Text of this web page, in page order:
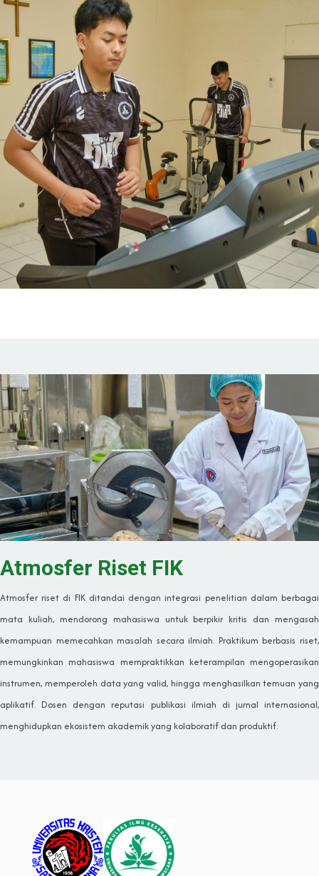
Atmosfer Riset FIK
Atmosfer riset di FIK ditandai dengan integrasi penelitian dalam berbagai
mata kuliah, mendorong mahasiswa untuk berpikir kritis dan mengasah
kemampuan memecahkan masalah secara ilmiah. Praktikum berbasis riset,
memungkinkan mahasiswa mempraktikkan keterampilan mengoperasikan
instrumen, memperoleh data yang valid, hingga menghasilkan temuan yang
aplikatif. Dosen dengan reputasi publikasi ilmiah di jurnal internasional,
menghidupkan ekosistem akademik yang kolaboratif dan produktif.